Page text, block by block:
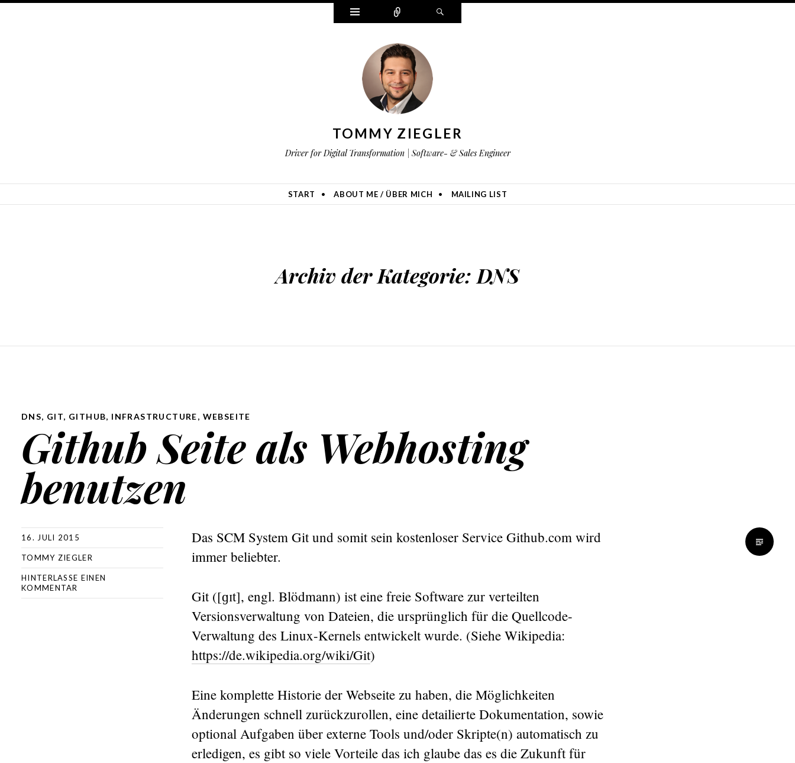
Widgets Zählen
TOMMY ZIEGLER
Driver for Digital Transformation | Software- & Sales Engineer
START ABOUT ME / ÜBER MICH MAILING LIST
Archiv der Kategorie: DNS
DNS, GIT, GITHUB, INFRASTRUCTURE, WEBSEITE
Github Seite als Webhosting
benutzen
16. JULI 2015
TOMMY ZIEGLER
HINTERLASSE EINEN
KOMMENTAR
Das SCM System Git und somit sein kostenloser Service Github.com wird
immer beliebter.
Git ([ɡɪt], engl. Blödmann) ist eine freie Software zur verteilten
Versionsverwaltung von Dateien, die ursprünglich für die Quellcode-
Verwaltung des Linux-Kernels entwickelt wurde. (Siehe Wikipedia:
https://de.wikipedia.org/wiki/Git)
Eine komplette Historie der Webseite zu haben, die Möglichkeiten
Änderungen schnell zurückzurollen, eine detailierte Dokumentation, sowie
optional Aufgaben über externe Tools und/oder Skripte(n) automatisch zu
erledigen, es gibt so viele Vorteile das ich glaube das es die Zukunft für